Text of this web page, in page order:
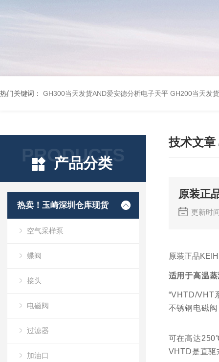
热门关键词： GH300当天发货AND爱安德分析电子天平 GH200当天发
PRODUCTS
产品分类
热卖！玉崎深圳仓库现货
空气采样泵
蝶阀
接头
电磁阀
过滤器
加油口
技术文章
原装正
更新时
原装正品
适用于高温
“VHTD/VHT
不锈钢电磁
可在高达
VHTD是直驱